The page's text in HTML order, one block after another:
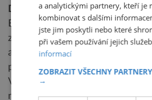
DNA sbalená na „cívce“
Epigenomické změny dědičné
zjednodušeně řečeno „balení
aktivitu genů – spočívají ve dvou
procesech.
V prvním jsou využívány jako
molekuly, které se napojují přímo
a analytickými partnery, kteří je
kombinovat s dalšími
jste jim poskytli nebo které
při vašem používání jejich
informací
ZOBRAZIT VŠECHNY
→